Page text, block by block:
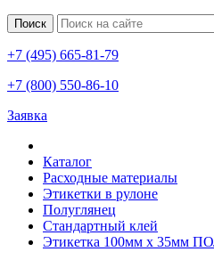
Поиск
+7 (495) 665-81-79
+7 (800) 550-86-10
Заявка
Каталог
Расходные материалы
Этикетки в рулоне
Полуглянец
Стандартный клей
Этикетка 100мм х 35мм